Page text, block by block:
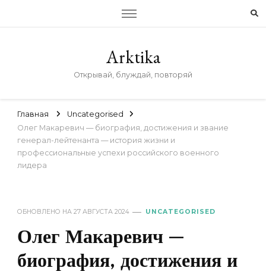
Arktika
Открывай, блуждай, повторяй
Главная
Uncategorised
Олег Макаревич — биография, достижения и звание
генерал-лейтенанта — история жизни и
профессиональные успехи российского военного
лидера
ОБНОВЛЕНО НА 27 АВГУСТА 2024 UNCATEGORISED
Олег Макаревич —
биография, достижения и